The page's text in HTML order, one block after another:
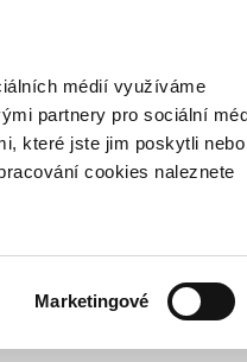
médií využíváme
partnery pro sociální
které jste jim poskytli nebo
cookies naleznete
Marketingové